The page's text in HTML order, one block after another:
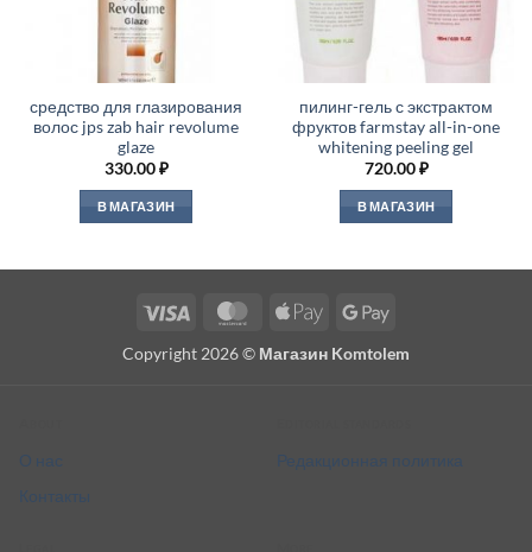
средство для глазирования
волос jps zab hair revolume
glaze
330.00₽
В МАГАЗИН
пилинг-гель с экстрактом
фруктов farmstay all-in-one
whitening peeling gel
720.00₽
В МАГАЗИН
Visa MasterCardApple
Google
Copyright 2026 © Магазин Komtolem
О нас
Контакты
Редакционная политика